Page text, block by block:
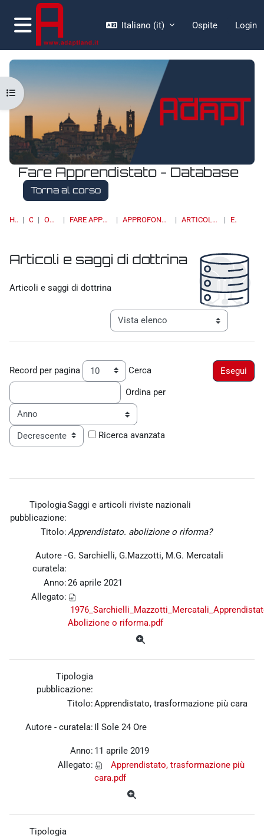
Vai al contenuto principale
Pannello laterale
Italiano ‎(it)‎ Ospite Login
Fare Apprendistato - Database
Torna al corso
HOME CORSI OSSERVATORI FARE APPRENDISTATO - DATABASE APPROFONDIMENTI, STUDI E RICERCHE ARTICOLI E SAGGI DI DOTTRINA ELENCO
Apri indice del corso
Articoli e saggi di dottrina
Articoli e saggi di dottrina
Navigazione terziaria modalità
Record per pagina Cerca
Ordina per
Ricerca avanzata
Tipologia
pubblicazione:
Saggi e articoli riviste nazionali
Titolo:Apprendistato. abolizione o riforma?
Autore -
curatela:
G. Sarchielli, G.Mazzotti, M.G. Mercatali
Anno:26 aprile 2021
Allegato:
Abolizione o riforma.pdf
Tipologia
pubblicazione:
Titolo:Apprendistato, trasformazione più cara
Autore - curatela: Il Sole 24 Ore
Anno: 11 aprile 2019
Allegato:
Apprendistato, trasformazione più
cara.pdf
Tipologia